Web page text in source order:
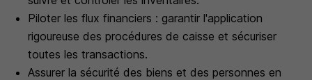
Piloter les flux financiers : garantir l'application
rigoureuse des procédures de caisse et sécuriser
toutes les transactions.
Assurer la sécurité des biens et des personnes en